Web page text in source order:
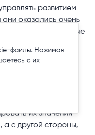
развитием
оказались очень
что процессные
которые
для команд
есть объективные
объективно
и
их значения
а с другой стороны,
файлы. Нажимая
с их